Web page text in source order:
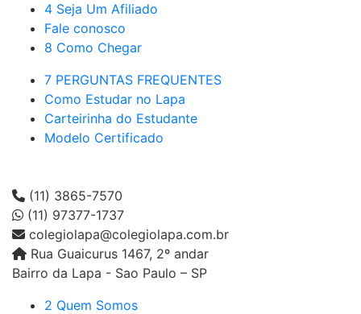
4 Seja Um Afiliado
Fale conosco
8 Como Chegar
7 PERGUNTAS FREQUENTES
Como Estudar no Lapa
Carteirinha do Estudante
Modelo Certificado
(11) 3865-7570
(11) 97377-1737
colegiolapa@colegiolapa.com.br
Rua Guaicurus 1467, 2º andar
Bairro da Lapa - Sao Paulo – SP
2 Quem Somos